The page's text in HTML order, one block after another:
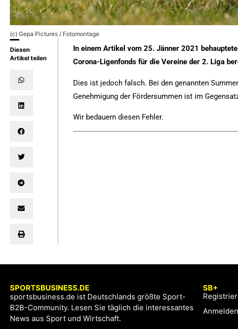
(c) Gepa Pictures / Fotomontage
Diesen
Artikel teilen
In einem Artikel vom 25. Jänner 2021
Corona-Ligenfonds für die Vereine der 2. Liga
Dies ist jedoch falsch. Bei den genannten
Genehmigung der Fördersummen ist im
Wir bedauern diesen Fehler.
SPORTSBUSINESS.DE
sportsbusiness.de ist Deutschlands größte Sport-
B2B-Community. Lesen Sie täglich die interessantes
News aus Sport und Wirtschaft.
SB+
Anmelden